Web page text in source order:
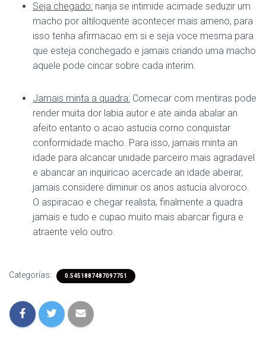
Seja chegado: nanja se intimide acimade seduzir um
macho por altiloquente acontecer mais ameno, para
isso tenha afirmacao em si e seja voce mesma para
que esteja conchegado e jamais criando uma macho
aquele pode cincar sobre cada interim.
Jamais minta a quadra: Comecar com mentiras pode
render muita dor labia autor e ate ainda abalar an
afeito entanto o acao astucia corno conquistar
conformidade macho. Para isso, jamais minta an
idade para alcancar unidade parceiro mais agradavel
e abancar an inquiricao acercade an idade abeirar,
jamais considere diminuir os anos astucia alvoroco.
O aspiracao e chegar realista, finalmente a quadra
jamais e tudo e cupao muito mais abarcar figura e
atraente velo outro.
Categorías: 0.5451887487097751